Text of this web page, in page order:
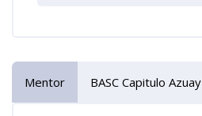
Mentor BASC Capitulo Azuay